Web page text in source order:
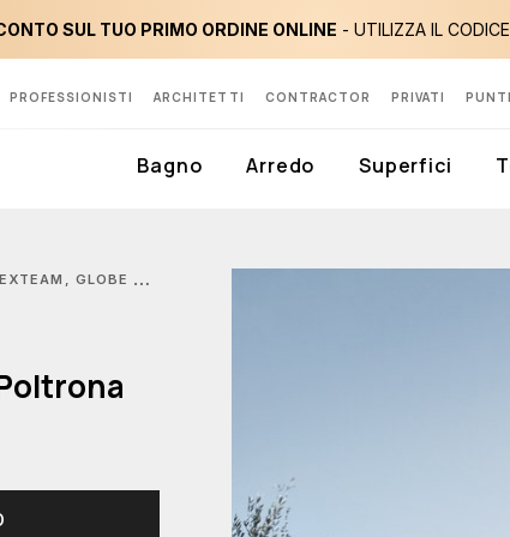
SUL TUO PRIMO ORDINE ONLINE - UTILIZZA IL CODICE
PROFESSIONISTI ARCHITETTI CONTRACTOR PRIVATI
Bagno Arredo Superfici
GLOBE OUTDOOR POLTRONA DIAM.150 CM